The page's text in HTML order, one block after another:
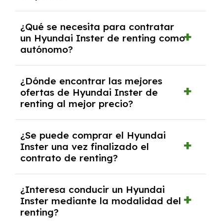
documentación financiera y, en algunos
casos, un informe de solvencia de la empresa
y un pago inicial.
¿Qué se necesita para contratar
un Hyundai Inster de renting como
autónomo?
autónomos, justificante de ingresos y, en
algunos casos, un informe fiscal y un pago
inicial.
¿Dónde encontrar las mejores
ofertas de Hyundai Inster de
renting al mejor precio?
mejores ofertas de vehículos de renting con
todos los gastos incluidos y sin pagar
entradas.
¿Se puede comprar el Hyundai
Inster una vez finalizado el
contrato de renting?
renting se puede adquirir el coche. En este
caso tendrán que analizar los años, la
cantidad de kilómetros recorridos y el coste
¿Interesa conducir un Hyundai
Inster mediante la modalidad del
renting?